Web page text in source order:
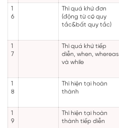
1
6
Thì quá khứ đơn
(động từ có quy
tắc&bất quy tắc)
1
7
Thì quá khứ tiếp
diễn, when, whereas
và while
1
8
Thì hiện tại hoàn
thành
1
9
Thì hiện tại hoàn
thành tiếp diễn